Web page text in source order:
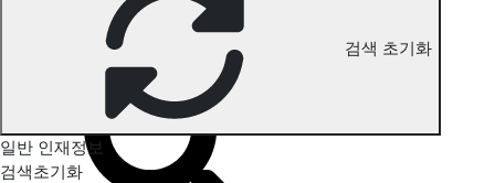
울산동구 마사지 구직정보 검색 초기화
일반 인재정보
검색초기화